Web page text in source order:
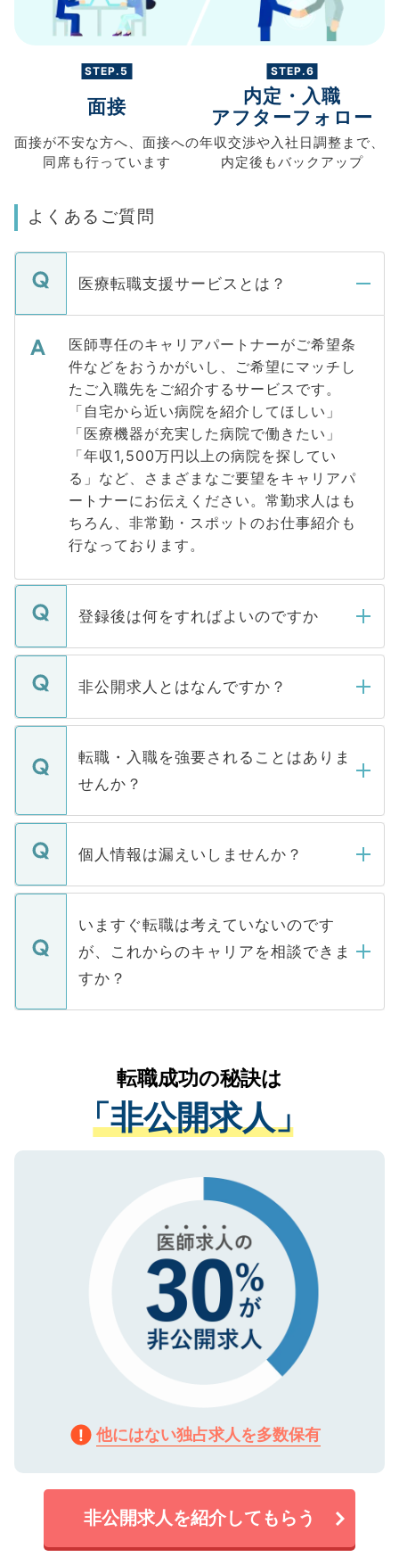
STEP.5
面接
面接が不安な方へ、 面接への
同席も行っています
STEP.6
内定・入職
アフターフォロー
年収交渉や入社日調整まで、
内定後もバックアップ
よくあるご質問
医療転職支援サービスとは？
医師専任のキャリアパートナーがご希望条
件などをおうかがいし、ご希望にマッチし
たご入職先をご紹介するサービスです。
「自宅から近い病院を紹介してほしい」
「医療機器が充実した病院で働きたい」
「年収1,500万円以上の病院を探してい
る」など、さまざまなご要望をキャリアパ
ートナーにお伝えください。常勤求人はも
ちろん、非常勤・スポットのお仕事紹介も
行なっております。
登録後は何をすればよいのですか
ご登録いただきましたら、弊社担当者がご
登録内容を確認し、その後メールもしくは
ます。通常、5営業日以内にはご連絡をせて
いただきますので、しばらくお待ちくださ
非公開求人とはなんですか？
マイナビDOCTORで取り扱っている求人の
うち約3割は、Webサイトからご覧いただ
けない「非公開求人」です。非公開求人は
下記の理由によって、一般には公開してい
ません。
■応募殺到を避けるため 人気のある医療機
関を公にしてしまうと、応募が殺到する場
に、医療機関が求める条件に合った人材の
みを人材紹介会社に依頼するケースが増え
ています。
転職・入職を強要されることはありま
せんか？
転職・入職を強要することは一切ありませ
ん。また、仮に応募先から内定をいただい
定を承諾する必要はありません。内定先へ
の辞退の連絡はキャリアパートナーが行い
個人情報は漏えいしませんか？
個人情報が漏えいすることはありませんの
で、ご安心ください。当サイトからの登録
などで収集したご登録者様の個人情報は、
ご本人のキャリアアップおよび転職活動の
支援を目的に使用いたします。お預かりし
ているすべての個人データはご本人の許可
は、個人情報の取り扱いについての厳密な
管理基準を満たした事業者のみに付与され
る、プライバシーマークを取得済みです。
で、機密保持に関してもご安心ください。
いますぐ転職は考えていないのです
が、これからのキャリアを相談できま
すか？
かがいして、現在の医療機関の状況や紹介
経験をまじえながら、適切なアドバイスを
させていただきます。すぐにご転職をされ
ない方には、長期的なサポートが可能です
ので、まずはご登録ください。
転職成功の秘訣は
「非公開求人」
他にはない独占求人を多数保有
非公開求人を紹介してもらう